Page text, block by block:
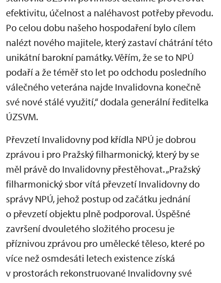
efektivitu, účelnost a naléhavost potřeby převodu.
Po celou dobu našeho hospodaření bylo cílem
nalézt nového majitele, který zastaví chátrání této
unikátní barokní památky. Věřím, že se to NPÚ
podaří a že téměř sto let po odchodu posledního
válečného veterána najde Invalidovna konečně
své nové stálé využití,“ dodala generální ředitelka
ÚZSVM.
Převzetí Invalidovny pod křídla NPÚ je dobrou
zprávou i pro Pražský filharmonický, který by se
měl právě do Invalidovny přestěhovat. „Pražský
filharmonický sbor vítá převzetí Invalidovny do
správy NPÚ, jehož postup od začátku jednání
o převzetí objektu plně podporoval. Úspěšné
završení dvouletého složitého procesu je
příznivou zprávou pro umělecké těleso, které po
více než osmdesáti letech existence získá
v prostorách rekonstruované Invalidovny své